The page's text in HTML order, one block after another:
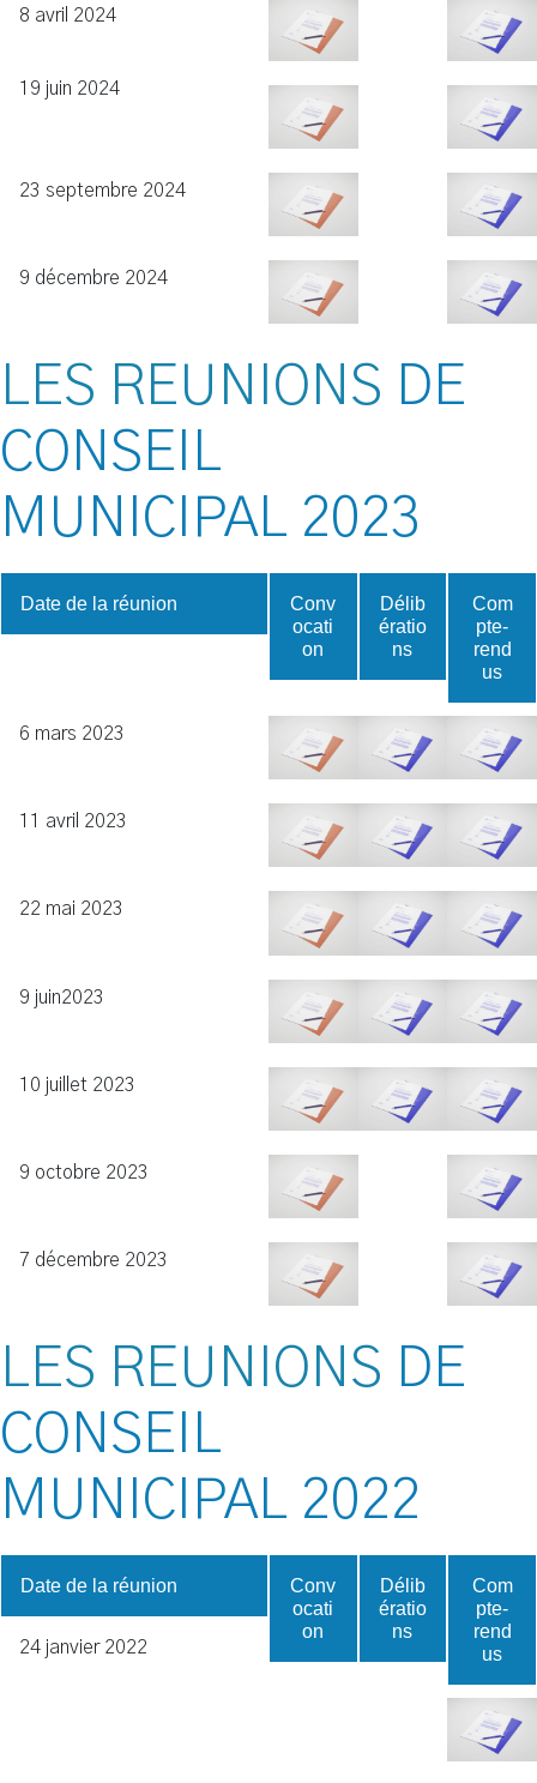
8 avril 2024
19 juin 2024
23 septembre 2024
9 décembre 2024
LES REUNIONS DE
CONSEIL
MUNICIPAL 2023
Date de la réunion
Conv
ocati
on
Délib
ératio
ns
Com
pte-
rend
us
6 mars 2023
11 avril 2023
22 mai 2023
9 juin2023
10 juillet 2023
9 octobre 2023
7 décembre 2023
LES REUNIONS DE
CONSEIL
MUNICIPAL 2022
Date de la réunion
24 janvier 2022
Conv
ocati
on
Délib
ératio
ns
Com
pte-
rend
us